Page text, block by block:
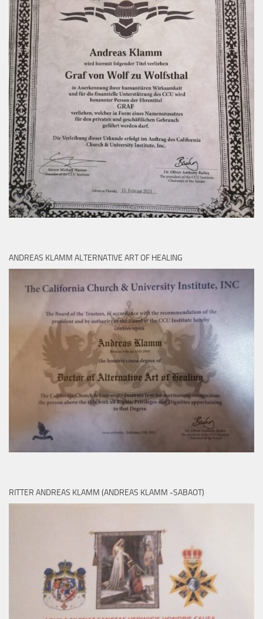
ANDREAS KLAMM ALTERNATIVE ART OF HEALING
RITTER ANDREAS KLAMM (ANDREAS KLAMM -SABAOT)